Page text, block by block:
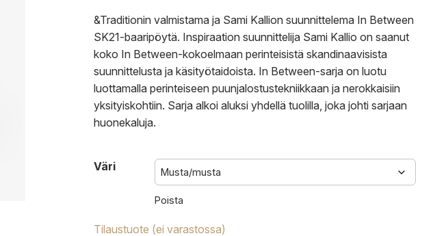
&Traditionin valmistama ja Sami Kallion suunnittelema In Between
SK21-baaripöytä. Inspiraation suunnittelija Sami Kallio on saanut
koko In Between-kokoelmaan perinteisistä skandinaavisista
suunnittelusta ja käsityötaidoista. In Between-sarja on luotu
luottamalla perinteiseen puunjalostustekniikkaan ja nerokkaisiin
yksityiskohtiin. Sarja alkoi aluksi yhdellä tuolilla, joka johti sarjaan
huonekaluja.
Väri
Poista
Tilaustuote (ei varastossa)